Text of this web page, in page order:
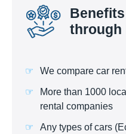
through
We compare car
More than 1000
rental companies
Any types of cars